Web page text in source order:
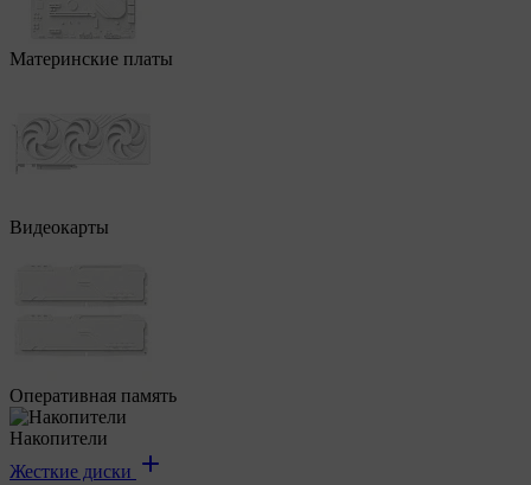
Материнские платы
Видеокарты
Оперативная память
Накопители
Жесткие диски